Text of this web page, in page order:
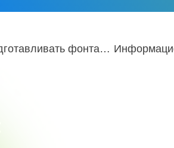
В Улан-Удэ уже начали подготавливать фонтанов к лету